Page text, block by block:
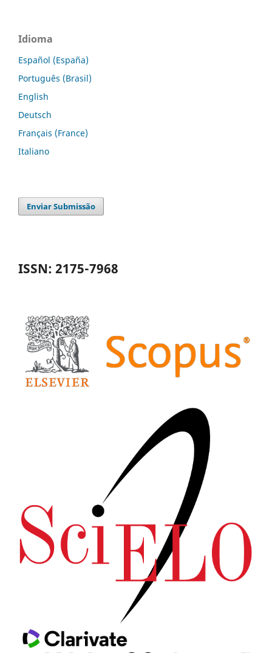
Idioma
Español (España)
Português (Brasil)
English
Deutsch
Français (France)
Italiano
Enviar Submissão
ISSN: 2175-7968